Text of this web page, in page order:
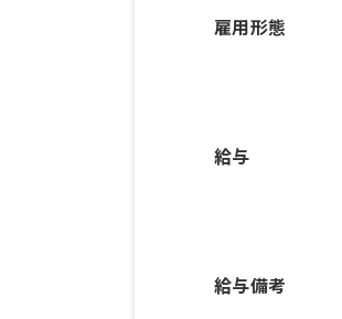
雇用形態
給与
給与備考